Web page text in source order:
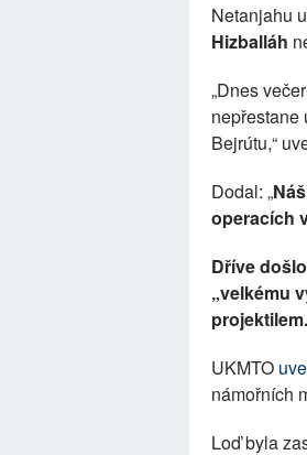
Netanjahu
Hizballáh
„Dnes
nepřestane
Bejrútu,“
Dodal: „
operacích
Dříve
„velkému
projektilem.
UKMTO
námořních
Loď byla